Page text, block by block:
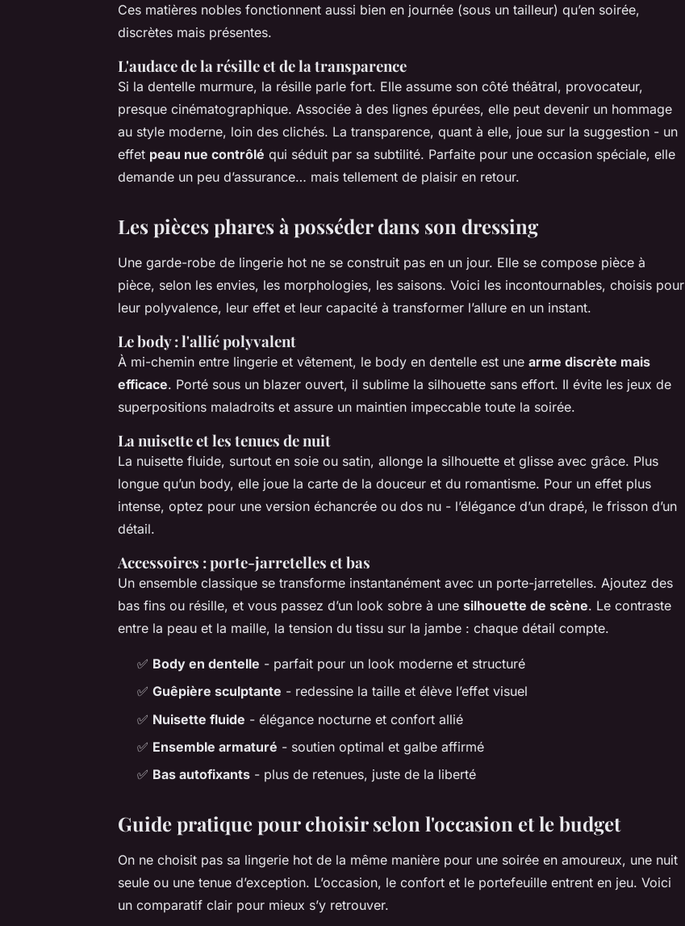
Ces matières nobles fonctionnent aussi bien en journée (sous un tailleur) qu’en soirée,
discrètes mais présentes.
L'audace de la résille et de la transparence
Si la dentelle murmure, la résille parle fort. Elle assume son côté théâtral, provocateur,
presque cinématographique. Associée à des lignes épurées, elle peut devenir un hommage
au style moderne, loin des clichés. La transparence, quant à elle, joue sur la suggestion - un
effet peau nue contrôlé qui séduit par sa subtilité. Parfaite pour une occasion spéciale, elle
demande un peu d’assurance… mais tellement de plaisir en retour.
Les pièces phares à posséder dans son dressing
Une garde-robe de lingerie hot ne se construit pas en un jour. Elle se compose pièce à
pièce, selon les envies, les morphologies, les saisons. Voici les incontournables, choisis pour
leur polyvalence, leur effet et leur capacité à transformer l’allure en un instant.
Le body : l'allié polyvalent
À mi-chemin entre lingerie et vêtement, le body en dentelle est une arme discrète mais
efficace. Porté sous un blazer ouvert, il sublime la silhouette sans effort. Il évite les jeux de
superpositions maladroits et assure un maintien impeccable toute la soirée.
La nuisette et les tenues de nuit
La nuisette fluide, surtout en soie ou satin, allonge la silhouette et glisse avec grâce. Plus
longue qu’un body, elle joue la carte de la douceur et du romantisme. Pour un effet plus
intense, optez pour une version échancrée ou dos nu - l’élégance d’un drapé, le frisson d’un
détail.
Accessoires : porte-jarretelles et bas
Un ensemble classique se transforme instantanément avec un porte-jarretelles. Ajoutez des
bas fins ou résille, et vous passez d’un look sobre à une silhouette de scène. Le contraste
entre la peau et la maille, la tension du tissu sur la jambe : chaque détail compte.
✅ Body en dentelle - parfait pour un look moderne et structuré
✅ Guêpière sculptante - redessine la taille et élève l’effet visuel
✅ Nuisette fluide - élégance nocturne et confort allié
✅ Ensemble armaturé - soutien optimal et galbe affirmé
✅ Bas autofixants - plus de retenues, juste de la liberté
Guide pratique pour choisir selon l'occasion et le budget
On ne choisit pas sa lingerie hot de la même manière pour une soirée en amoureux, une nuit
seule ou une tenue d’exception. L’occasion, le confort et le portefeuille entrent en jeu. Voici
un comparatif clair pour mieux s’y retrouver.